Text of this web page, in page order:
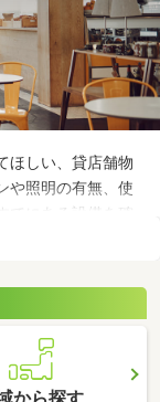
ほしい、貸店舗物
や照明の有無、使
でにある設備を確
です。店舗の家賃